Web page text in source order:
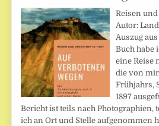
Reisen
Autor:
Auszug
Buch habe
eine Reise
die von
Frühjahrs,
1897
Bericht ist teils nach Photographien,
ich an Ort und Stelle aufgenommen